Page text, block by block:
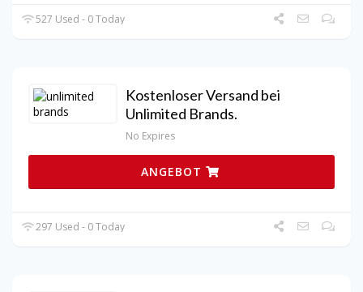
527 Used - 0 Today
Kostenloser Versand bei
Unlimited Brands.
No Expires
ANGEBOT
297 Used - 0 Today